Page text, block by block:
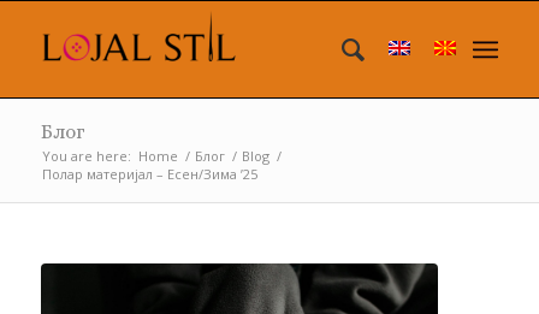
Блог
You are here: Home / Блог / Blog /
Полар материјал – Есен/Зима ’25